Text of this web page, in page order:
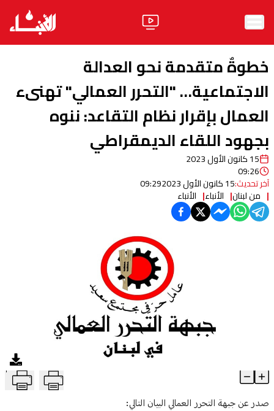
الرئيسية
الأخبار
آراء
فيديو
مواقف
وليد جنبلاطالحزب
ابحث
خطوةٌ متقدمة نحو العدالة
الاجتماعية… "التحرر العمالي" تهنىء
العمال بإقرار نظام التقاعد: ننوه
بجهود اللقاء الديمقراطي
15 كانون الأول 2023
09:26
آخر تحديث:15 كانون الأول 2023 09:29
من لبنان الأنباء الأنباء
خطوةٌ متقدمة نحو العدالة الاجتماعية… "التحرر العمالي" تهنىء T
Article Content
صدر عن جبهة التحرر العمالي البيان التالي: